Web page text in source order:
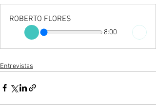
ROBERTO FLORES
8:00
Entrevistas